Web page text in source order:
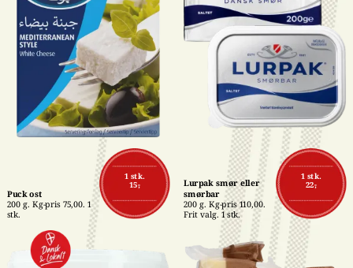
1 stk.
15,-
Puck ost
200 g. Kg-pris 75,00. 1
stk.
1 stk.
22,-
Lurpak smør eller
smørbar
200 g. Kg-pris 110,00.
Frit valg. 1 stk.